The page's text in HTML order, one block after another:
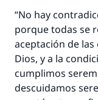
“No hay
porque todas se
aceptación de
Dios, y a la
cumplimos
descuidamos
La